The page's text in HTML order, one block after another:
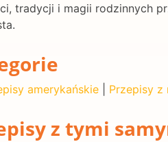
tradycji i magii rodzinnych
amerykańskie Przepisy z
z tymi